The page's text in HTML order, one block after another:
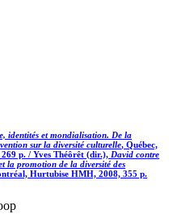
identités et mondialisation. De la
sur la diversité culturelle, Québec,
p. / Yves Théôrêt (dir.), David contre
la promotion de la diversité des
Hurtubise HMH, 2008, 355 p.